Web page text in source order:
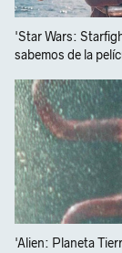
'Star Wars:
sabemos de la
'Alien: Planeta